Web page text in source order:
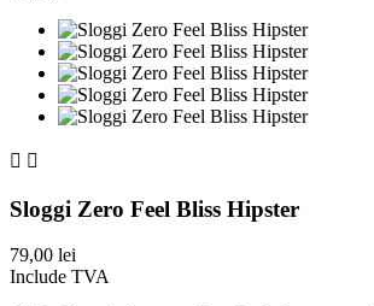
 
Sloggi Zero Feel Bliss Hipster
79,00 lei
Include TVA